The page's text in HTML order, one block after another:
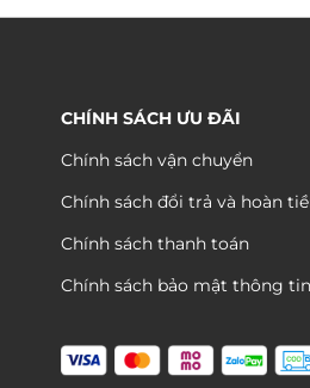
CHÍNH SÁCH ƯU ĐÃI
Chính sách vận chuyển
Chính sách đổi trả và hoàn
Chính sách thanh toán
Chính sách bảo mật thông tin